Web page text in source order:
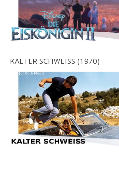
KALTER SCHWEISS (1970)